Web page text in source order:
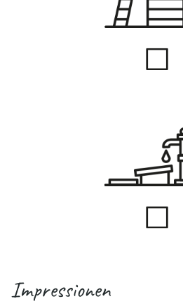
Impressionen.